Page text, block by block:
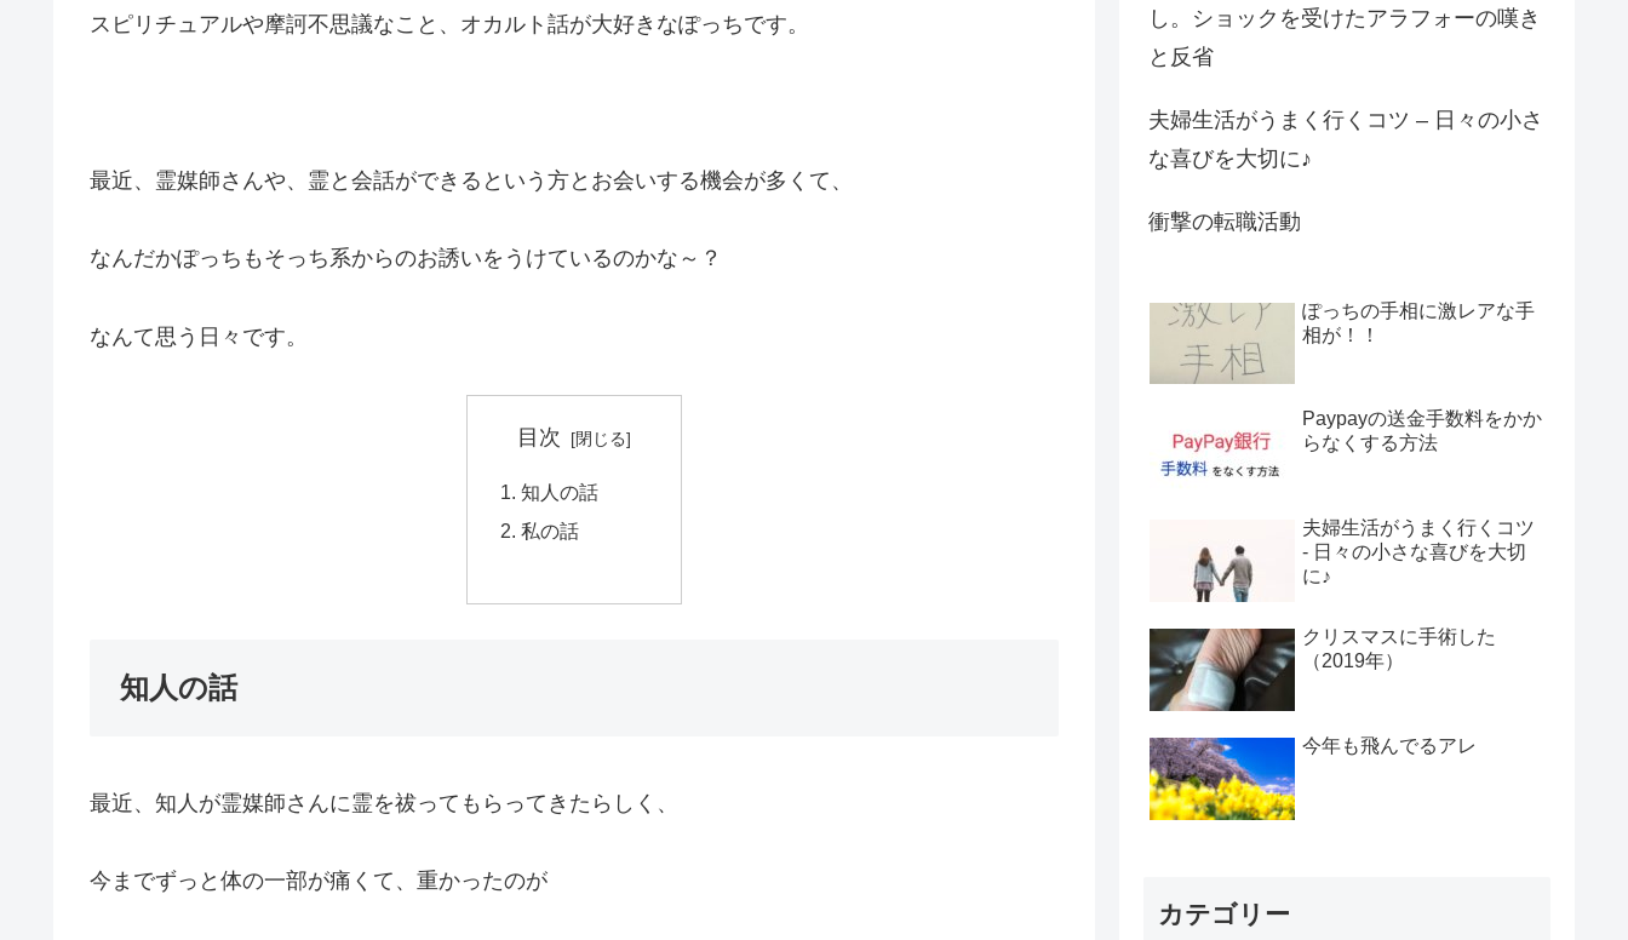
スピリチュアルや摩訶不思議なこと、オカルト話が大好きなぽっちです。
最近、霊媒師さんや、霊と会話ができるという方とお会いする機会が多くて、
なんだかぽっちもそっち系からのお誘いをうけているのかな～？
なんて思う日々です。
目次
知人の話
私の話
知人の話
最近、知人が霊媒師さんに霊を祓ってもらってきたらしく、
今までずっと体の一部が痛くて、重かったのが
し。ショックを受けたアラフォーの嘆き
と反省
夫婦生活がうまく行くコツ – 日々の小さ
な喜びを大切に♪
衝撃の転職活動
ぽっちの手相に激レアな手
相が！！
Paypayの送金手数料をかか
らなくする方法
夫婦生活がうまく行くコツ
- 日々の小さな喜びを大切
に♪
クリスマスに手術した
（2019年）
今年も飛んでるアレ
カテゴリー